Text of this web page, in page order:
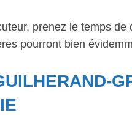
prenez le temps de
pourront bien